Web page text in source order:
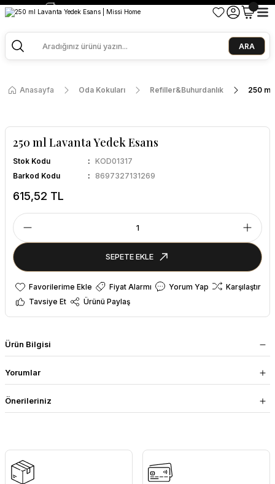
2500 TL ve Üzeri Alışverişlerde Kargo Bedava!
ARA
Anasayfa Oda Kokuları Refiller&Buhurdanlık 250 ml
250 ml Lavanta Yedek Esans
Stok Kodu
KOD01317
Barkod Kodu
8697327131269
615,52 TL
SEPETE EKLE
Fiyat Alarmı Yorum Yap
Karşılaştır
Tavsiye Et
Ürünü Paylaş
Ürün Bilgisi
Yorumlar
Önerileriniz